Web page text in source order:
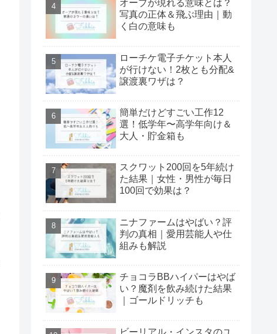
オーブが現れる意味とは？
写真の正体＆飛ぶ理由｜動
く白の意味も
ローチケ電子チケット本人
が行けない！2枚とも分配&
譲渡裏ワザは？
簡単だけどすごい工作12
選！低学年〜高学年向け＆
大人・貯金箱も
スクワット200回を5年続け
た結果｜女性・男性が毎日
100回で効果は？
ニナファームはやばい？評
判の真相｜愛用芸能人や仕
組みも解説
チョコラBBハイパーはやば
い？魔剤を飲み続けた結果
｜ゴールドリッチも
ビーリアル・インスタのユ